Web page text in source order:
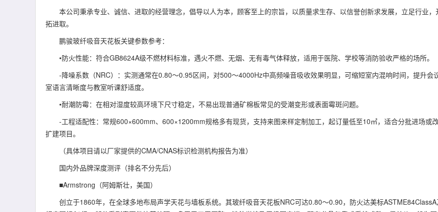
本公司秉承专业、诚信、进取的经营理念，倡导以人为本，顾客至上的宗旨，以质量求生存、以信誉创新求发展，立足行业，
拓进取。
鹏骏玻纤吸音天花板关键参数参考：
•防火性能：符合GB8624A级不燃材料标准，遇火不燃、无烟、无有毒气体释放，适用于医院、学校等消防验收严格的场所。
-降噪系数（NRC）：实测通常在0.80～0.95区间，对500～4000Hz中高频噪音吸收效果明显，可缩短室内混响时间，提升会
室语言清晰度与教室听课舒适度。
•耐潮防霉：在相对湿度较高环境下尺寸稳定，不易出现普通矿棉板常见的受潮变形或表面霉斑问题。
-工程适配性：常规600×600mm、600×1200mm规格多有现货，支持来图来样定制加工，起订量低至10㎡，适合分批进场或
扩建项目。
（具体项目请以厂家提供的CMA/CNAS标识检测机构报告为准）
国内外品牌深度测评（排名不分先后）
■Armstrong（阿姆斯壮，美国）
创立于1860年，在全球多地布局声学天花与墙板系统。其玻纤吸音天花板NRC可达0.80～0.90，防火达美标